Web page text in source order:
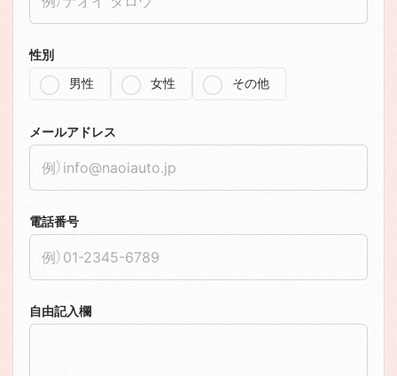
性別
男性
女性 その他
メールアドレス
電話番号
自由記入欄